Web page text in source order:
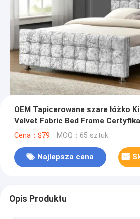
OEM Tapicerowane szare łóżko
Velvet Fabric Bed Frame
Cena：$79 MOQ：65 sztuk
Najlepsza cena
Opis Produktu